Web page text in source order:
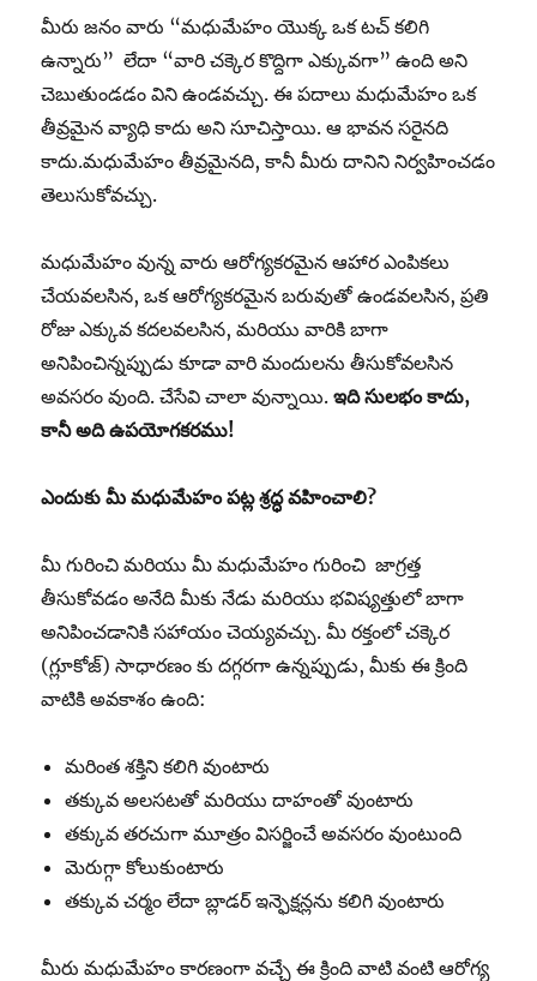
మీరు జనం వారు “మధుమేహం యొక్క ఒక టచ్ కలిగి
ఉన్నారు” లేదా “వారి చక్కెర కొద్దిగా ఎక్కువగా” ఉంది అని
చెబుతుండడం విని ఉండవచ్చు. ఈ పదాలు మధుమేహం ఒక
తీవ్రమైన వ్యాధి కాదు అని సూచిస్తాయి. ఆ భావన సరైనది
కాదు.మధుమేహం తీవ్రమైనది, కానీ మీరు దానిని నిర్వహించడం
తెలుసుకోవచ్చు.
మధుమేహం వున్న వారు ఆరోగ్యకరమైన ఆహార ఎంపికలు
చేయవలసిన, ఒక ఆరోగ్యకరమైన బరువుతో ఉండవలసిన, ప్రతి
రోజు ఎక్కువ కదలవలసిన, మరియు వారికి బాగా
అనిపించిన్నప్పుడు కూడా వారి మందులను తీసుకోవలసిన
అవసరం వుంది. చేసేవి చాలా వున్నాయి.ఇది సులభం కాదు,
కానీ అది ఉపయోగకరము!
ఎందుకు మీ మధుమేహం పట్ల శ్రద్ధ వహించాలి?
మీ గురించి మరియు మీ మధుమేహం గురించి జాగ్రత్త
తీసుకోవడం అనేది మీకు నేడు మరియు భవిష్యత్తులో బాగా
అనిపించడానికి సహాయం చెయ్యవచ్చు. మీ రక్తంలో చక్కెర
(గ్లూకోజ్) సాధారణం కు దగ్గరగా ఉన్నప్పుడు, మీకు ఈ క్రింది
వాటికి అవకాశం ఉంది:
మరింత శక్తిని కలిగి వుంటారు
తక్కువ అలసటతో మరియు దాహంతో వుంటారు
తక్కువ తరచుగా మూత్రం విసర్జించే అవసరం వుంటుంది
మెరుగ్గా కోలుకుంటారు
తక్కువ చర్మం లేదా బ్లాడర్ ఇన్ఫెక్షన్లను కలిగి వుంటారు
మీరు మధుమేహం కారణంగా వచ్చే ఈ క్రింది వాటి వంటి ఆరోగ్య